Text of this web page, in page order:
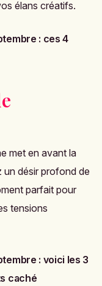
élans créatifs.
: ces 4
met en avant la
un désir profond de
parfait pour
tensions
: voici les 3
caché